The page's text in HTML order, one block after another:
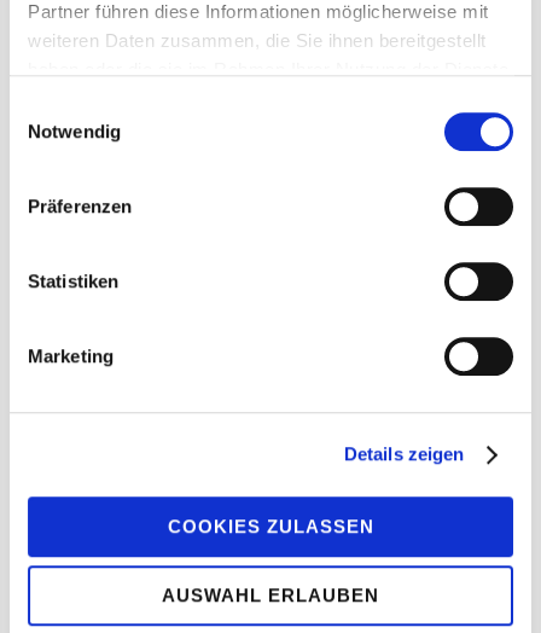
Partner führen diese Informationen möglicherweise mit
weiteren Daten zusammen, die Sie ihnen bereitgestellt
Notwendig
Präferenzen
Statistiken
Marketing
Details zeigen
COOKIES ZULASSEN
AUSWAHL ERLAUBEN
die einzelnen spannenden Karrieremöglichkeiten
der therapeutischen Berufe zu erfahren.